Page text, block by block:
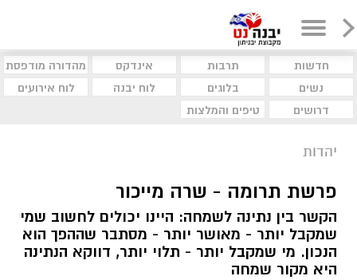
חדשות תרבות אינדקס
מהדורה מודפסת
נשים
בלוגים לוח יבנה
לוח אירועים
דרושים
טיפים והמלצות
יהדות
פרשת תרומה - שרה מייכור
הקשר בין נתינה לשמחה: היינו יכולים לחשוב שמי
שמקבל יותר - מאושר יותר - מסתבר שההפך הוא
הנכון. מי שמקבל יותר - תלוי יותר, דווקא הנתינה
היא מקור שמחה